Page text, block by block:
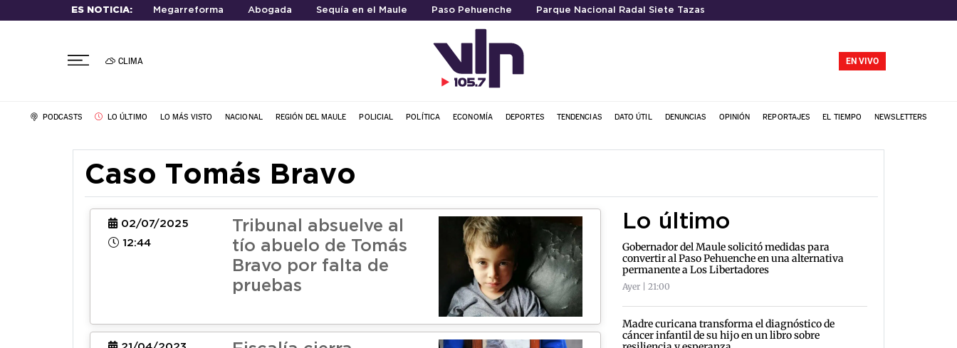
ES NOTICIA: Megarreforma Abogada Sequía en el Maule Paso Pehuenche Parque Nacional Radal Siete Tazas
CLIMA EN VIVO
PODCASTS LO ÚLTIMO LO MÁS VISTO NACIONAL REGIÓN DEL MAULE POLICIAL POLÍTICA ECONOMÍA DEPORTES TENDENCIAS DATO ÚTIL DENUNCIAS OPINIÓN REPORTAJES EL TIEMPO NEWSLETTERS
Caso Tomás Bravo
02/07/2025
12:44
Tribunal absuelve al
tío abuelo de Tomás
Bravo por falta de
pruebas
Lo último
Gobernador del Maule solicitó medidas para
convertir al Paso Pehuenche en una alternativa
permanente a Los Libertadores
Ayer | 21:00
Madre curicana transforma el diagnóstico de
cáncer infantil de su hijo en un libro sobre